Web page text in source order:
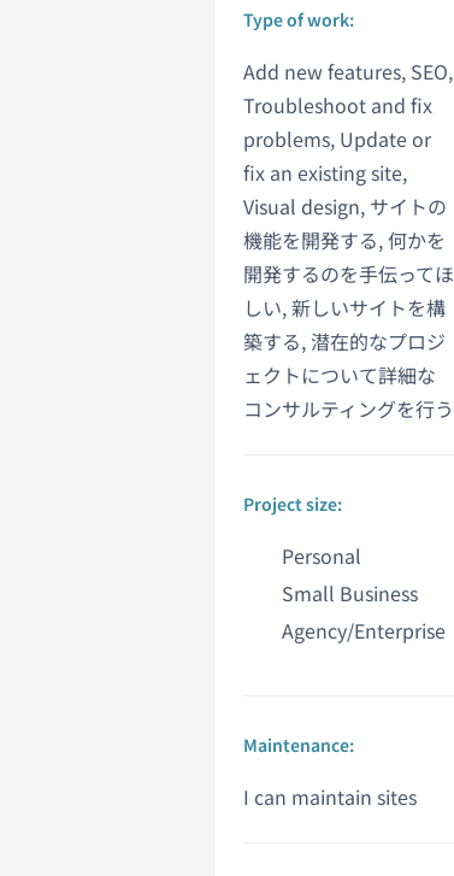
Type of work:
Add new features, SEO,
Troubleshoot and fix
problems, Update or
fix an existing site,
Visual design, サイトの
機能を開発する, 何かを
開発するのを手伝ってほ
しい, 新しいサイトを構
築する, 潜在的なプロジ
ェクトについて詳細な
コンサルティングを行う
Project size:
Personal
Small Business
Agency/Enterprise
Maintenance:
I can maintain sites